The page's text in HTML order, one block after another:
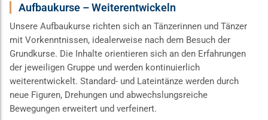
Aufbaukurse – Weiterentwickeln
Unsere Aufbaukurse richten sich an Tänzerinnen und Tänzer
mit Vorkenntnissen, idealerweise nach dem Besuch der
Grundkurse. Die Inhalte orientieren sich an den Erfahrungen
der jeweiligen Gruppe und werden kontinuierlich
weiterentwickelt. Standard- und Lateintänze werden durch
neue Figuren, Drehungen und abwechslungsreiche
Bewegungen erweitert und verfeinert.